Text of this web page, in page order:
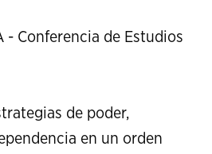
- Conferencia de Estudios
de poder,
en un orden